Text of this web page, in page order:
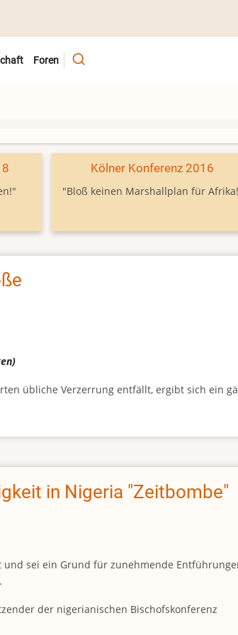
Foren
Kölner Konferenz 2016
"Bloß keinen Marshallplan für
übliche Verzerrung entfällt, ergibt sich ein
in Nigeria "Zeitbombe"
und sei ein Grund für zunehmende
der nigerianischen Bischofskonferenz